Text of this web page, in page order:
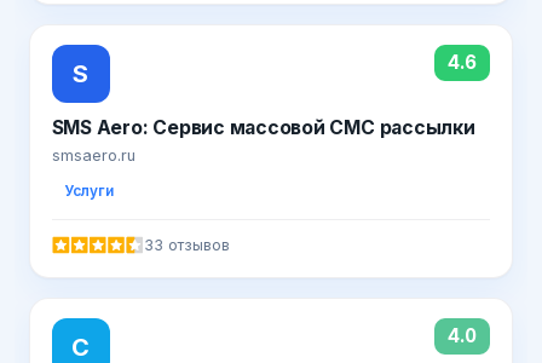
S 4.6
SMS Aero: Сервис массовой СМС рассылки
smsaero.ru
Услуги
33 отзывов
С 4.0